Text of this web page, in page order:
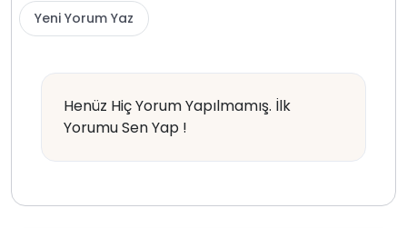
Yeni Yorum Yaz
Henüz Hiç Yorum Yapılmamış. İlk
Yorumu Sen Yap !